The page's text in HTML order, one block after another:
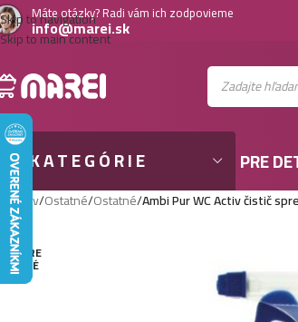
Skip to navigation
Skip to main content
Máte otázky? Radi vám ich zodpovieme
info@marei.sk
KATEGÓRIE PRE
Domov/Ostatné/Ostatné/Ambi Pur WC Activ čistič
VYPRE
DANÉ